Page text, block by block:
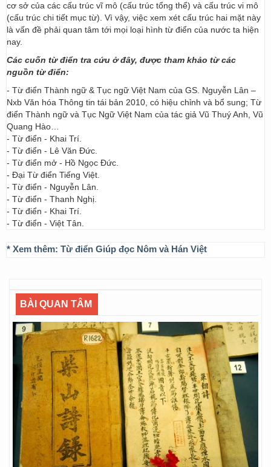
cơ sở của các cấu trúc vĩ mô (cấu trúc tổng thể) và cấu trúc vi mô
(cấu trúc chi tiết mục từ). Vì vậy, việc xem xét cấu trúc hai mặt này
là vấn đề phải quan tâm tới mọi loại hình từ điển của nước ta hiện
nay.
Các cuốn từ điển tra cứu ở đây, được tham khảo từ các
nguồn từ điển:
- Từ điển Thành ngữ & Tục ngữ Việt Nam của GS. Nguyễn Lân –
Nxb Văn hóa Thông tin tái bản 2010, có hiệu chỉnh và bổ sung; Từ
điển Thành ngữ và Tục Ngữ Việt Nam của tác giả Vũ Thuý Anh, Vũ
Quang Hào…
- Từ điển - Khai Trí.
- Từ điển - Lê Văn Đức.
- Từ điển mở - Hồ Ngọc Đức.
- Đại Từ điển Tiếng Việt.
- Từ điển - Nguyễn Lân.
- Từ điển - Thanh Nghị.
- Từ điển - Khai Trí.
- Từ điển - Việt Tân.
* Xem thêm: Từ điển Giúp đọc Nôm và Hán Việt
BÀI QUAN TÂM